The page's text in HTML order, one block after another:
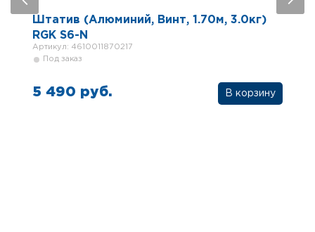
Штатив (Алюминий, Винт, 1.70м, 3.0кг)
RGK S6-N
Под заказ
Артикул: 4610011870217
5 490 руб. В корзину